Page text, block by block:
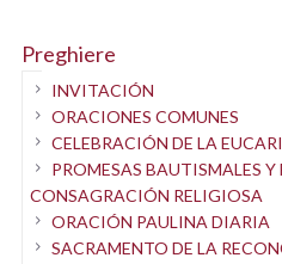
que os ha dado una cita:
«Venid, vosotras, benditas
heredad el reino preparado
desde la creación del
Descienda sobre ellas la
Padre, Hijo y Espíritu Santo,
y las acompañe para que
Preghiere
INVITACIÓN
ORACIONES COMUNES
CELEBRACIÓN DE LA
PROMESAS BAUTISMALES Y
CONSAGRACIÓN RELIGIOSA
ORACIÓN PAULINA DIARIA
SACRAMENTO DE LA